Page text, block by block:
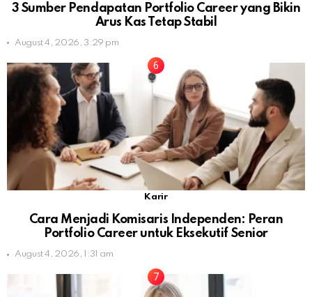
3 Sumber Pendapatan Portfolio Career yang Bikin
Arus Kas Tetap Stabil
August 4, 2026, 3:29 pm
Karir
Cara Menjadi Komisaris Independen: Peran
Portfolio Career untuk Eksekutif Senior
August 4, 2026, 1:31 am